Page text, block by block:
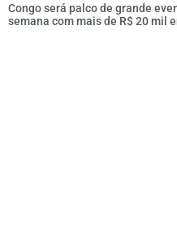
Congo será palco de grande
semana com mais de R$ 20 mil